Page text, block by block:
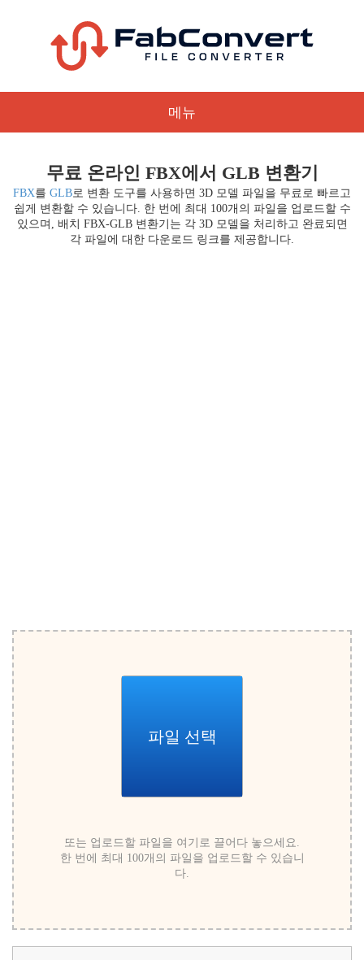
메뉴
무료 온라인 FBX에서 GLB 변환기
FBX를 GLB로 변환 도구를 사용하면 3D 모델 파일을 무료로 빠르고
쉽게 변환할 수 있습니다. 한 번에 최대 100개의 파일을 업로드할 수
있으며, 배치 FBX-GLB 변환기는 각 3D 모델을 처리하고 완료되면
각 파일에 대한 다운로드 링크를 제공합니다.
파일 선택
또는 업로드할 파일을 여기로 끌어다 놓으세요.
한 번에 최대 100개의 파일을 업로드할 수 있습니
다.